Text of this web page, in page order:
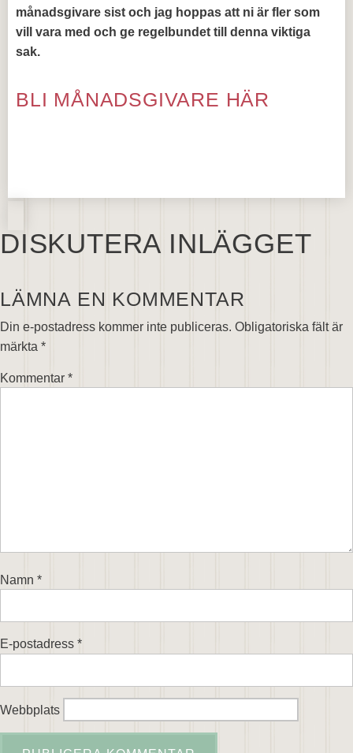
månadsgivare sist och jag hoppas att ni är fler som
vill vara med och ge regelbundet till denna viktiga
sak.
BLI MÅNADSGIVARE HÄR
DISKUTERA INLÄGGET
LÄMNA EN KOMMENTAR
Din e-postadress kommer inte publiceras. Obligatoriska fält är
märkta *
Kommentar *
Namn *
E-postadress *
Webbplats